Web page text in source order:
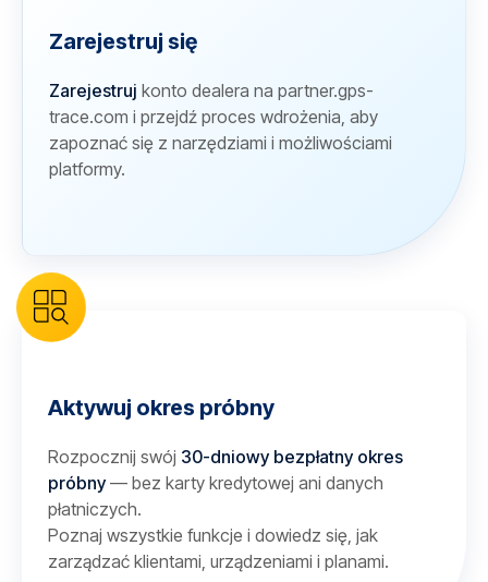
Zarejestruj się
Zarejestruj konto dealera na partner.gps-
trace.com i przejdź proces wdrożenia, aby
zapoznać się z narzędziami i możliwościami
platformy.
Aktywuj okres próbny
Rozpocznij swój 30-dniowy bezpłatny okres
próbny— bez karty kredytowej ani danych
płatniczych.
Poznaj wszystkie funkcje i dowiedz się, jak
zarządzać klientami, urządzeniami i planami.